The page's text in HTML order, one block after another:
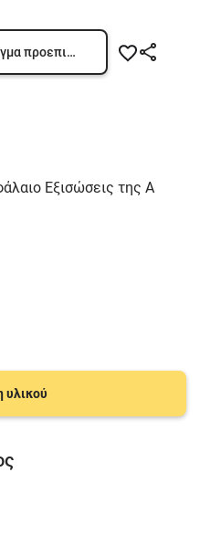
προεπισκόπησης
Εξισώσεις της Α
υλικού